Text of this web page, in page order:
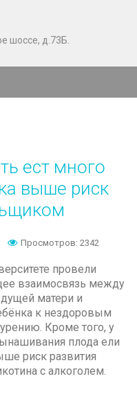
шоссе, д.73Б.
ест много
выше риск
Просмотров: 2342
провели
взаимосвязь между
матери и
к нездоровым
Кроме того, у
плода ели
риск развития
с алкоголем.